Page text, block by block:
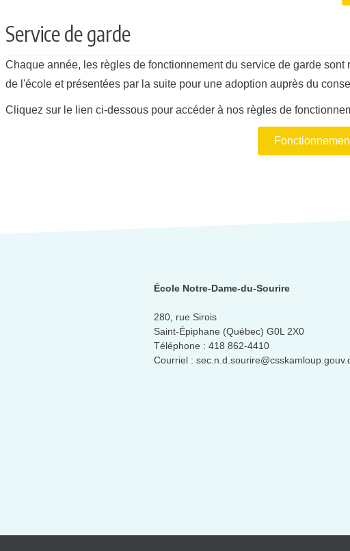
Service de garde
Chaque année, les règles de fonctionnement du service de garde sont
de l'école et présentées par la suite pour une adoption auprès du
Cliquez sur le lien ci-dessous pour accéder à nos règles de
École Notre-Dame-du-Sourire
280, rue Sirois
Saint-Épiphane (Québec) G0L 2X0
Téléphone : 418 862-4410
Courriel :